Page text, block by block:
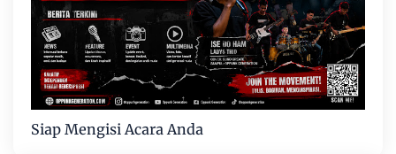
Siap Mengisi Acara Anda